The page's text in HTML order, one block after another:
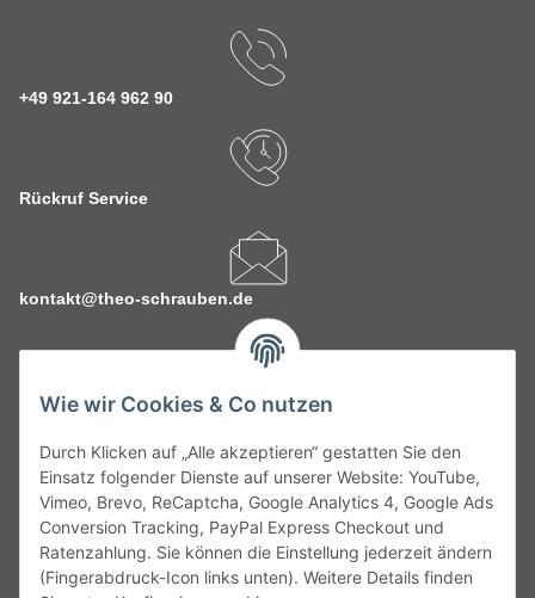
Wie wir Cookies & Co nutzen
Durch Klicken auf „Alle akzeptieren“ gestatten Sie den
Einsatz folgender Dienste auf unserer Website: YouTube,
Vimeo, Brevo, ReCaptcha, Google Analytics 4, Google Ads
Conversion Tracking, PayPal Express Checkout und
Ratenzahlung. Sie können die Einstellung jederzeit ändern
(Fingerabdruck-Icon links unten). Weitere Details finden
+49 921-164 962 90
Rückruf Service
kontakt@theo-schrauben.de
Service
Gesetzliche Informationen